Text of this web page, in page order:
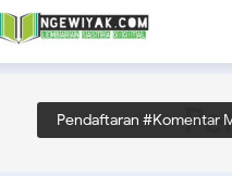
Pendaftaran #Komentar